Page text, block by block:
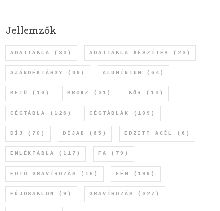
Jellemzők
ADATTÁBLA (33) ADATTÁBLA KÉSZÍTÉS (23)
AJÁNDÉKTÁRGY (89) ALUMÍNIUM (64)
BETŰ (10) BRONZ (31) BŐR (13)
CÉGTÁBLA (126) CÉGTÁBLÁK (109)
DÍJ (70) DÍJAK (85) EDZETT ACÉL (6)
EMLÉKTÁBLA (117) FA (79)
FOTÓ GRAVÍROZÁS (10) FÉM (199)
FÚJÓSABLON (9) GRAVÍROZÁS (327)